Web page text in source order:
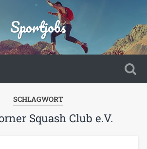
Sportjobs
SCHLAGWORT
Squash Club e.V.